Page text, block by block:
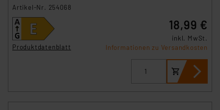
Artikel-Nr. 254068
Produktdatenblatt
18,99 €
inkl. MwSt.
Informationen zu Versandkosten